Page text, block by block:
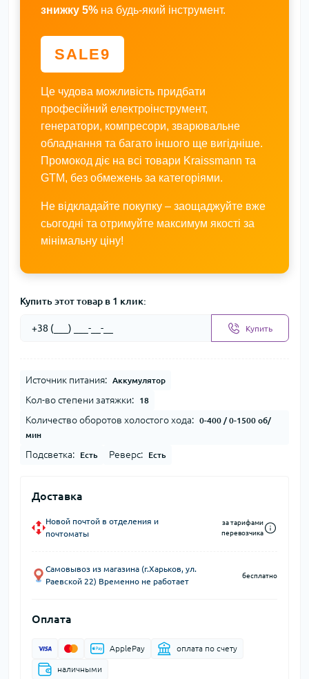
знижку 5% на будь-який інструмент.
SALE9
Це чудова можливість придбати
професійний електроінструмент,
генератори, компресори, зварювальне
обладнання та багато іншого ще вигідніше.
Промокод діє на всі товари Kraissmann та
GTM, без обмежень за категоріями.
Не відкладайте покупку – заощаджуйте вже
сьогодні та отримуйте максимум якості за
мінімальну ціну!
Купить этот товар в 1 клик:
Купить
Источник питания: Аккумулятор
Кол-во степени затяжки: 18
Количество оборотов холостого хода:
0-400 / 0-1500 об/
мин
Подсветка: Есть Реверс: Есть
Доставка
Новой почтой в отделения и
почтоматы
за тарифами
перевозчика
Самовывоз из магазина (г.Харьков, ул.
Раевской 22) Временно не работает
бесплатно
Оплата
ApplePay оплата по счету
наличными